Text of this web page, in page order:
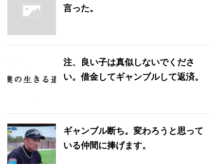
言った。
注、良い子は真似しないでくださ
い。借金してギャンブルして返済。
ギャンブル断ち。変わろうと思って
いる仲間に捧げます。